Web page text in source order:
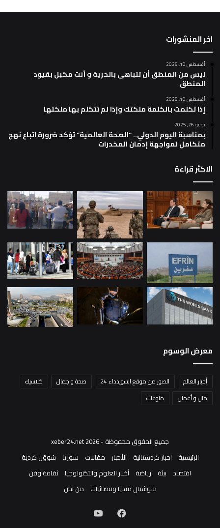
اخر المنشورات
أغسطس 10, 2025
ليس من المنطق أن تتباهى بالحرية و أنت مكبل بقيود
المنطق
أغسطس 10, 2025
إذا تكلمت بالكلمة ملكتك وإذا لم تتكلم بها ملكتها
يونيو 26, 2025
بمناسبة اليوم الدولي.. “الصحة العالمية” تؤكد ضرورة اتباع نهج
متكامل لمواجهة إدمان المخدرات
الاكثر قراءة
معرض الوسوم
أخبار العالم الصور من موقع السويدداء 24 صحة و جمال
كلاسيك
مال و أعمال
منوعات
جميع الحقوق محفوظة - xeber24.net 2026
الرئيسية
اخبار كردستانية الأخبار مقالات سوريا
شوؤن كردية
اقتصاد
بيئة رياضة أخبار العلوم والتكنولوجيا ثقافة وفن
سوشيال ميديا وفضائيات
من نحن
فيسبوك‫YouTube